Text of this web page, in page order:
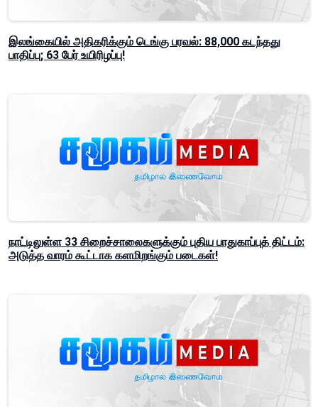
இலங்கையில் அதிகரிக்கும் டெங்கு பரவல்: 88,000 கடந்தது
பாதிப்பு; 63 பேர் உயிரிழப்பு!
நாட்டிலுள்ள 33 சிறைச்சாலைகளுக்கும் புதிய பாதுகாப்புத் திட்டம்:
அடுத்த வாரம் கூட்டாக களமிறங்கும் படைகள்!